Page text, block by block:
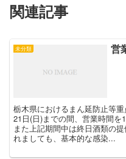
関連記事
未分類 営
栃木県におけるまん延防止等
21日(日)までの間、営業時間を
また上記期間中は終日酒類の
れましても、基本的な感染...